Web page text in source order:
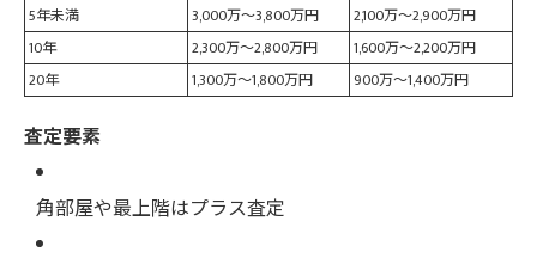
5年未満
3,000万～3,800万円
2,100万～2,900万円
10年
2,300万～2,800万円
1,600万～2,200万円
20年
1,300万～1,800万円 900万～1,400万円
査定要素
角部屋や最上階はプラス査定